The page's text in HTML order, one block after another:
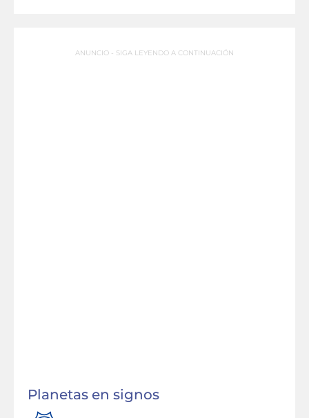
ANUNCIO - SIGA LEYENDO A CONTINUACIÓN
Planetas en signos